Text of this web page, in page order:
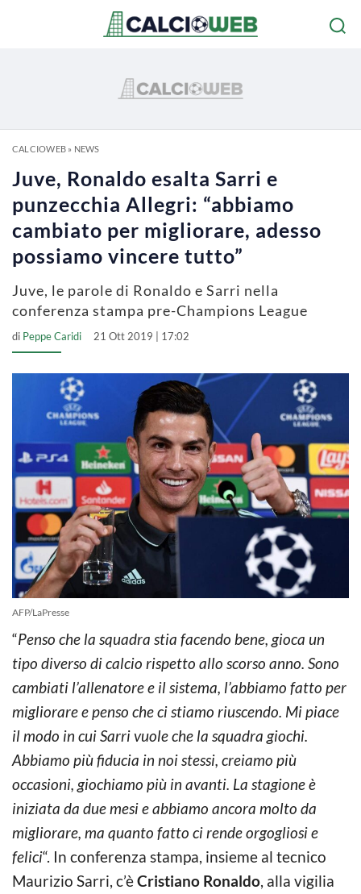
CALCIOWEB» NEWS
Juve, Ronaldo esalta Sarri e
punzecchia Allegri: “abbiamo
cambiato per migliorare, adesso
possiamo vincere tutto”
Juve, le parole di Ronaldo e Sarri nella
conferenza stampa pre-Champions League
di Peppe Caridi 21 Ott 2019 | 17:02
AFP/LaPresse
“Penso che la squadra stia facendo bene, gioca un
tipo diverso di calcio rispetto allo scorso anno. Sono
cambiati l’allenatore e il sistema, l’abbiamo fatto per
migliorare e penso che ci stiamo riuscendo. Mi piace
il modo in cui Sarri vuole che la squadra giochi.
Abbiamo più fiducia in noi stessi, creiamo più
occasioni, giochiamo più in avanti. La stagione è
iniziata da due mesi e abbiamo ancora molto da
migliorare, ma quanto fatto ci rende orgogliosi e
felici“. In conferenza stampa, insieme al tecnico
Maurizio Sarri, c’èCristiano Ronaldo, alla vigilia